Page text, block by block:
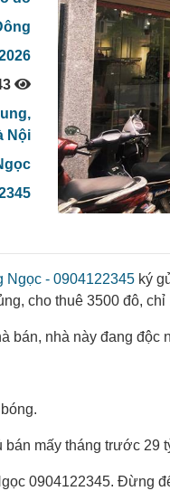
Nội
Ngọc - 0904122345 ký
cho thuê 3500 đô, chỉ
bán, nhà này đang độc
bán mấy tháng trước 29
0904122345. Đừng